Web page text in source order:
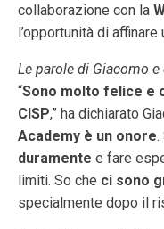
collaborazione con la
l’opportunità di
Le parole di Giacomo e
“Sono molto felice e
CISP,” ha dichiarato
Academy è un onore.
duramente e fare
limiti. So che ci sono
specialmente dopo il